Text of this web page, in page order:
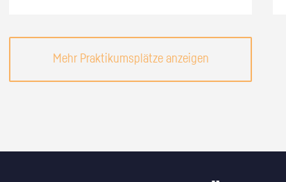
Mehr Praktikumsplätze anzeigen